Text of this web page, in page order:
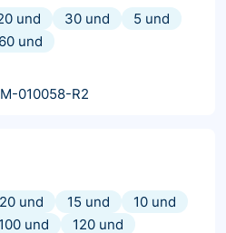
und 30 und
5 und
60 und
010058-R2
20 und 15 und
10 und
100 und 120 und